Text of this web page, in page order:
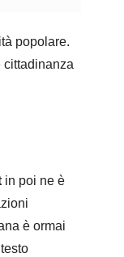
popolare.
cittadinanza
in poi ne è
è ormai